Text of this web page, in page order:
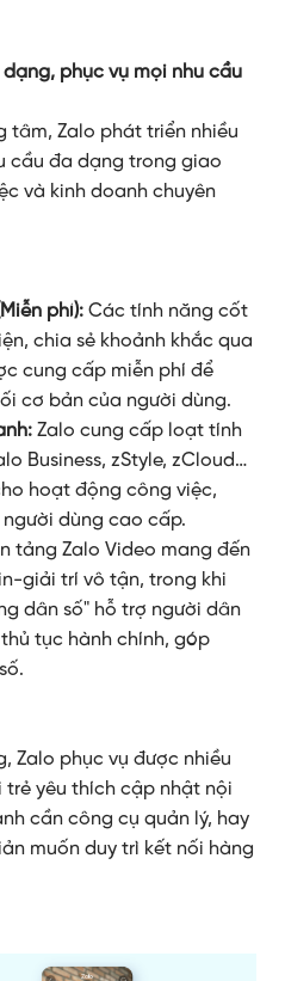
phục vụ mọi nhu cầu
Zalo phát triển nhiều
cầu đa dạng trong giao
và kinh doanh chuyên
phí): Các tính năng cốt
chia sẻ khoảnh khắc qua
cung cấp miễn phí để
cơ bản của người dùng.
Zalo cung cấp loạt tính
Business, zStyle, zCloud…
hoạt động công việc,
dùng cao cấp.
tảng Zalo Video mang đến
giải trí vô tận, trong khi
dân số" hỗ trợ người dân
tục hành chính, góp
Zalo phục vụ được nhiều
yêu thích cập nhật nội
cần công cụ quản lý, hay
muốn duy trì kết nối hàng